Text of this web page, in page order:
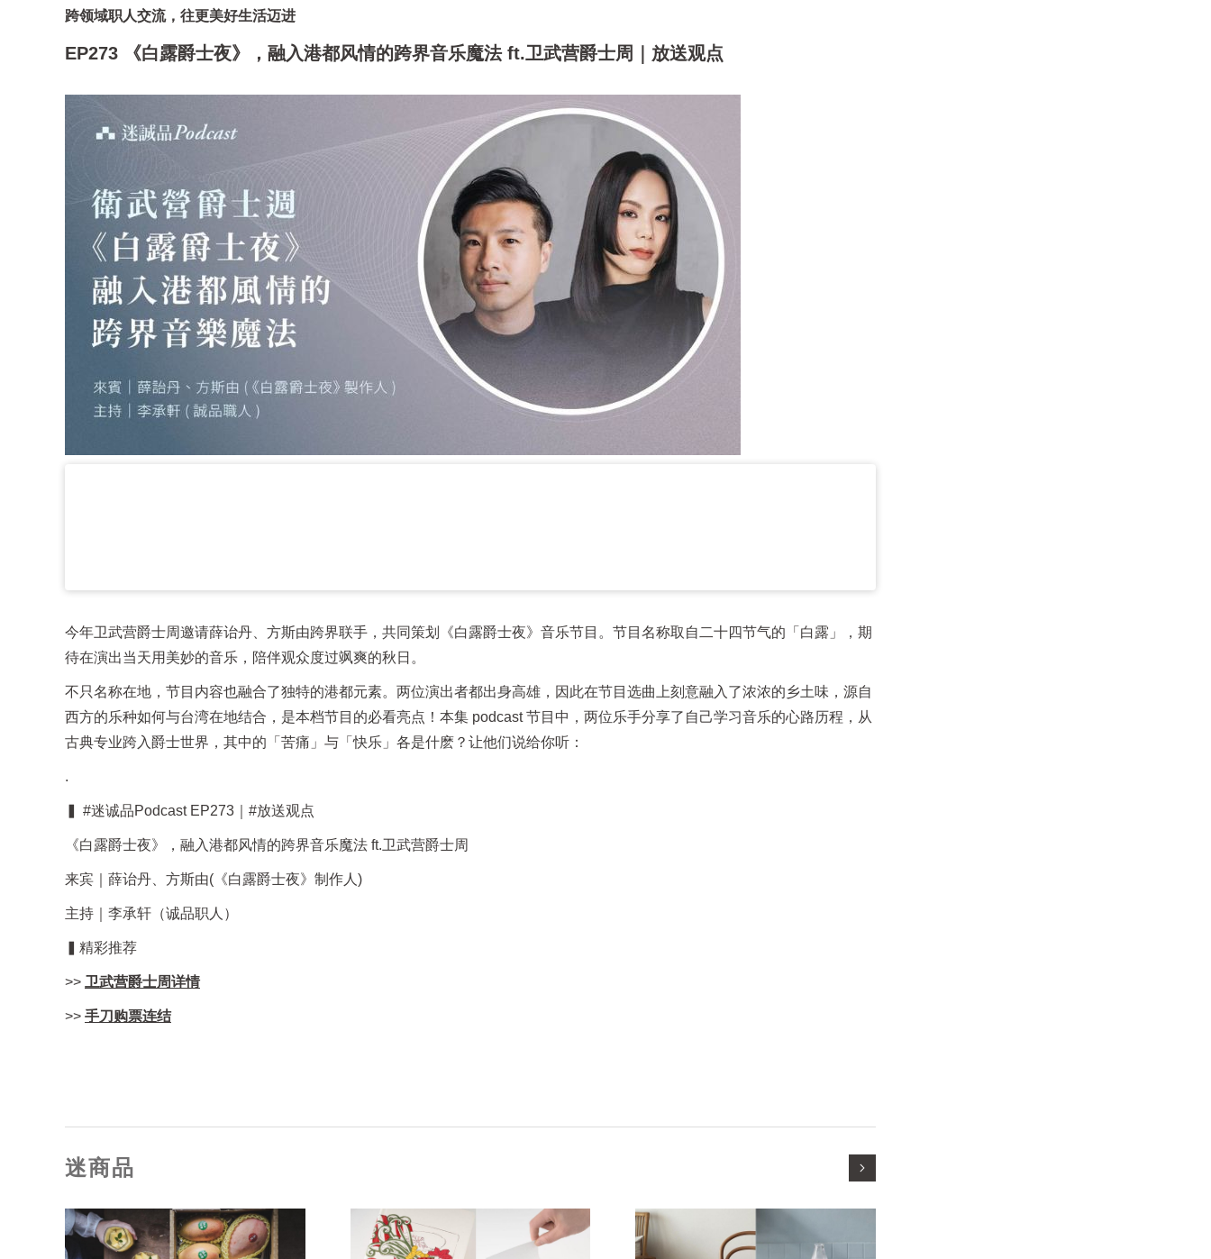
跨领域职人交流，往更美好生活迈进
EP273 《白露爵士夜》，融入港都风情的跨界音乐魔法 ft.卫武营爵士周｜放送观点
今年卫武营爵士周邀请薛诒丹、方斯由跨界联手，共同策划《白露爵士夜》音乐节目。节目名称取自二十四节气的「白露」，期
待在演出当天用美妙的音乐，陪伴观众度过飒爽的秋日。
不只名称在地，节目内容也融合了独特的港都元素。两位演出者都出身高雄，因此在节目选曲上刻意融入了浓浓的乡土味，源自
西方的乐种如何与台湾在地结合，是本档节目的必看亮点！本集 podcast 节目中，两位乐手分享了自己学习音乐的心路历程，从
古典专业跨入爵士世界，其中的「苦痛」与「快乐」各是什麽？让他们说给你听：
.
▍ #迷诚品Podcast EP273｜#放送观点
《白露爵士夜》，融入港都风情的跨界音乐魔法 ft.卫武营爵士周
来宾｜薛诒丹、方斯由(《白露爵士夜》制作人)
主持｜李承轩（诚品职人）
▍精彩推荐
>> 卫武营爵士周详情
>> 手刀购票连结
迷商品